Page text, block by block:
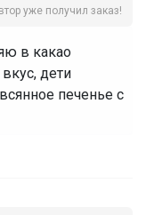
уже получил заказ!
в какао
дети
печенье с